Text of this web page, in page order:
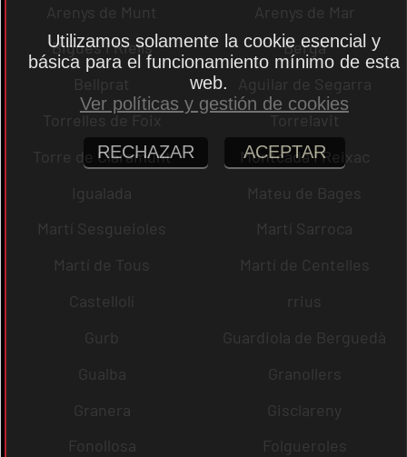
Arenys de Munt
Arenys de Mar
Bigues i Riells
Berga
Bellprat
Aguilar de Segarra
Torrelles de Foix
Torrelavit
Torre de Claramunt
Montcada i Reixac
Igualada
Mateu de Bages
Martí Sesgueioles
Martí Sarroca
Martí de Tous
Martí de Centelles
Castellolí
rrius
Gurb
Guardiola de Berguedà
Gualba
Granollers
Granera
Gisclareny
Fonollosa
Folgueroles
Utilizamos solamente la cookie esencial y
básica para el funcionamiento mínimo de esta
web.
Ver políticas y gestión de cookies
RECHAZAR ACEPTAR